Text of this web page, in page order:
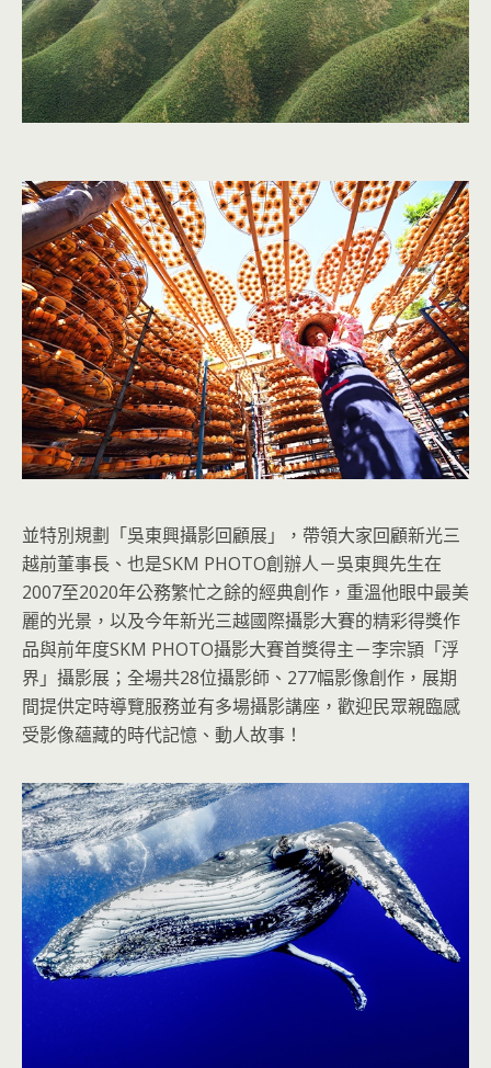
並特別規劃「吳東興攝影回顧展」，帶領大家回顧新光三
越前董事長、也是SKM PHOTO創辦人－吳東興先生在
2007至2020年公務繁忙之餘的經典創作，重溫他眼中最美
麗的光景，以及今年新光三越國際攝影大賽的精彩得獎作
品與前年度SKM PHOTO攝影大賽首獎得主－李宗頴「浮
界」攝影展；全場共28位攝影師、277幅影像創作，展期
間提供定時導覽服務並有多場攝影講座，歡迎民眾親臨感
受影像蘊藏的時代記憶、動人故事！